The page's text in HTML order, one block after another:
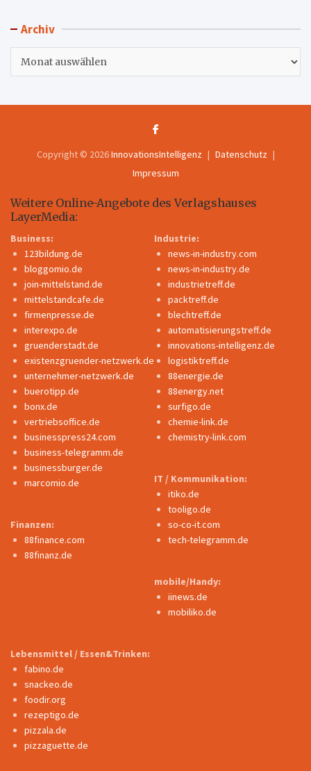
Archiv
Copyright © 2026InnovationsIntelligenz
Datenschutz
Impressum
Weitere Online-Angebote des Verlagshauses
LayerMedia:
Business:
123bildung.de
bloggomio.de
join-mittelstand.de
mittelstandcafe.de
firmenpresse.de
interexpo.de
gruenderstadt.de
existenzgruender-netzwerk.de
unternehmer-netzwerk.de
buerotipp.de
bonx.de
vertriebsoffice.de
businesspress24.com
business-telegramm.de
businessburger.de
marcomio.de
Finanzen:
88finance.com
88finanz.de
Industrie:
news-in-industry.com
news-in-industry.de
industrietreff.de
packtreff.de
blechtreff.de
automatisierungstreff.de
innovations-intelligenz.de
logistiktreff.de
88energie.de
88energy.net
surfigo.de
chemie-link.de
chemistry-link.com
IT / Kommunikation:
itiko.de
tooligo.de
so-co-it.com
tech-telegramm.de
mobile/Handy:
iinews.de
mobiliko.de
Lebensmittel / Essen&Trinken:
fabino.de
snackeo.de
foodir.org
rezeptigo.de
pizzala.de
pizzaguette.de